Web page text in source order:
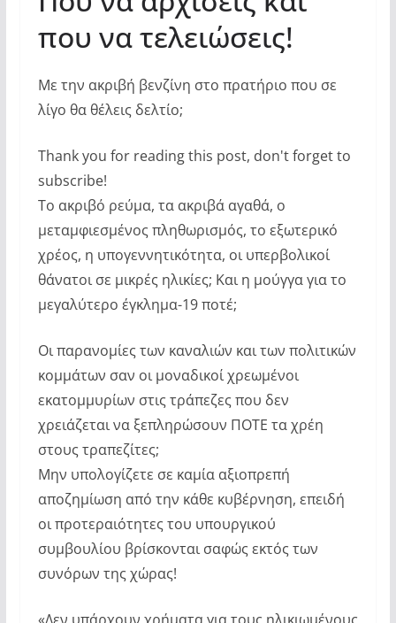
που να τελειώσεις!
Με την ακριβή βενζίνη στο πρατήριο που σε
λίγο θα θέλεις δελτίο;
Thank you for reading this post, don't forget to
subscribe!
Το ακριβό ρεύμα, τα ακριβά αγαθά, ο
μεταμφιεσμένος πληθωρισμός, το εξωτερικό
χρέος, η υπογεννητικότητα, οι υπερβολικοί
θάνατοι σε μικρές ηλικίες; Και η μούγγα για το
μεγαλύτερο έγκλημα-19 ποτέ;
Οι παρανομίες των καναλιών και των πολιτικών
κομμάτων σαν οι μοναδικοί χρεωμένοι
εκατομμυρίων στις τράπεζες που δεν
χρειάζεται να ξεπληρώσουν ΠΟΤΕ τα χρέη
στους τραπεζίτες;
Μην υπολογίζετε σε καμία αξιοπρεπή
αποζημίωση από την κάθε κυβέρνηση, επειδή
οι προτεραιότητες του υπουργικού
συμβουλίου βρίσκονται σαφώς εκτός των
συνόρων της χώρας!